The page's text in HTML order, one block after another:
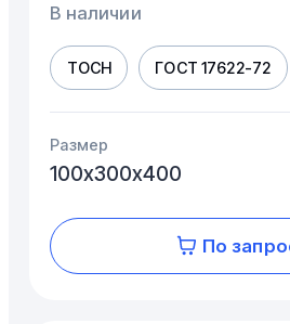
В наличии
ТОСН ГОСТ 17622-72
Размер
100х300х400
По